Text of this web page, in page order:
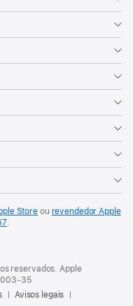
Store ou revendedor Apple
.
reservados. Apple
35
Avisos legais